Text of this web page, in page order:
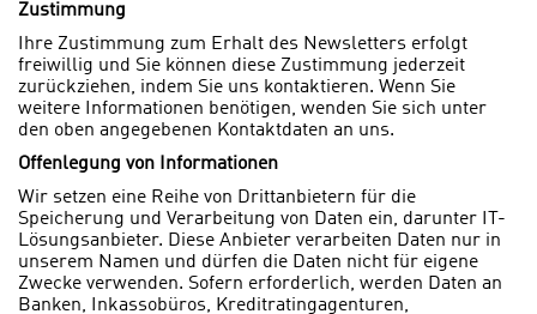
Zustimmung
Ihre Zustimmung zum Erhalt des Newsletters erfolgt
freiwillig und Sie können diese Zustimmung jederzeit
zurückziehen, indem Sie uns kontaktieren. Wenn Sie
weitere Informationen benötigen, wenden Sie sich unter
den oben angegebenen Kontaktdaten an uns.
Offenlegung von Informationen
Wir setzen eine Reihe von Drittanbietern für die
Speicherung und Verarbeitung von Daten ein, darunter IT-
Lösungsanbieter. Diese Anbieter verarbeiten Daten nur in
unserem Namen und dürfen die Daten nicht für eigene
Zwecke verwenden. Sofern erforderlich, werden Daten an
Banken, Inkassobüros, Kreditratingagenturen,